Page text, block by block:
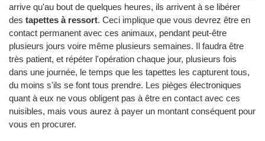
arrive qu'au bout de quelques heures, ils arrivent à se libérer
des tapettes à ressort. Ceci implique que vous devrez être en
contact permanent avec ces animaux, pendant peut-être
plusieurs jours voire même plusieurs semaines. Il faudra être
très patient, et répéter l'opération chaque jour, plusieurs fois
dans une journée, le temps que les tapettes les capturent tous,
du moins s'ils se font tous prendre. Les pièges électroniques
quant à eux ne vous obligent pas à être en contact avec ces
nuisibles, mais vous aurez à payer un montant conséquent pour
vous en procurer.